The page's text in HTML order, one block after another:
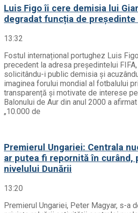
Luis Figo îi cere demisia lui
degradat funcția de președinte
13:32
Fostul internațional portughez Luis
precedent la adresa președintelui
solicitându-i public demisia și
imaginea forului mondial al fotbalului
transparență și motivate de interese
Balonului de Aur din anul 2000 a
„10.000 de
Premierul Ungariei: Centrala
ar putea fi repornită în curând,
nivelului Dunării
13:20
Premierul Ungariei, Peter Magyar, s-a